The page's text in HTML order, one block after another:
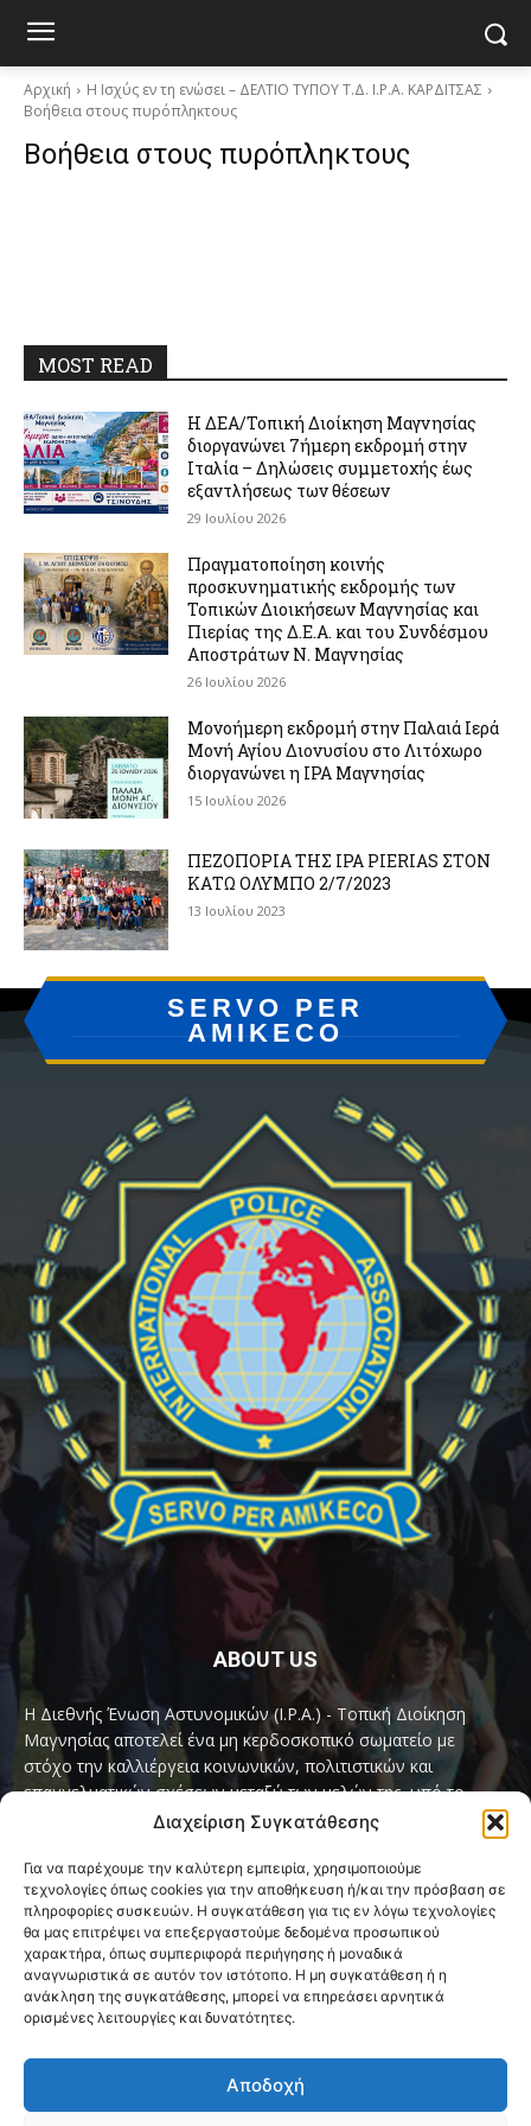
Διαχείριση Συγκατάθεσης
Για να παρέχουμε την καλύτερη εμπειρία, χρησιμοποιούμε
τεχνολογίες όπως cookies για την αποθήκευση ή/και την πρόσβαση σε
πληροφορίες συσκευών. Η συγκατάθεση για τις εν λόγω τεχνολογίες
θα μας επιτρέψει να επεξεργαστούμε δεδομένα προσωπικού
χαρακτήρα, όπως συμπεριφορά περιήγησης ή μοναδικά
αναγνωριστικά σε αυτόν τον ιστότοπο. Η μη συγκατάθεση ή η
ανάκληση της συγκατάθεσης, μπορεί να επηρεάσει αρνητικά
ορισμένες λειτουργίες και δυνατότητες.
Αποδοχή
Αρχική
Η Ισχύς εν τη ενώσει – ΔΕΛΤΙΟ ΤΥΠΟΥ Τ.Δ. I.P.A. ΚΑΡΔΙΤΣΑΣ
Βοήθεια στους πυρόπληκτους
Βοήθεια στους πυρόπληκτους
MOST READ
Η ΔΕΑ/Τοπική Διοίκηση Μαγνησίας
διοργανώνει 7ήμερη εκδρομή στην
Ιταλία – Δηλώσεις συμμετοχής έως
εξαντλήσεως των θέσεων
29 Ιουλίου 2026
Πραγματοποίηση κοινής
προσκυνηματικής εκδρομής των
Τοπικών Διοικήσεων Μαγνησίας και
Πιερίας της Δ.Ε.Α. και του Συνδέσμου
Αποστράτων Ν. Μαγνησίας
26 Ιουλίου 2026
Μονοήμερη εκδρομή στην Παλαιά Ιερά
Μονή Αγίου Διονυσίου στο Λιτόχωρο
διοργανώνει η IPA Μαγνησίας
15 Ιουλίου 2026
ΠΕΖΟΠΟΡΙΑ ΤΗΣ IPA PIERIAS ΣΤΟΝ
ΚΑΤΩ ΟΛΥΜΠΟ 2/7/2023
13 Ιουλίου 2023
SERVO PER
AMIKECO
ABOUT US
Η Διεθνής Ένωση Αστυνομικών (I.P.A.) - Τοπική Διοίκηση
Μαγνησίας αποτελεί ένα μη κερδοσκοπικό σωματείο με
στόχο την καλλιέργεια κοινωνικών, πολιτιστικών και
επαγγελματικών σχέσεων μεταξύ των μελών της, υπό το
παγκόσμιο σύνθημα «Servo per Amikeco» (Υπηρετώ δια της
Contact us:ipamagnesia@gmail.com
FOLLOW US